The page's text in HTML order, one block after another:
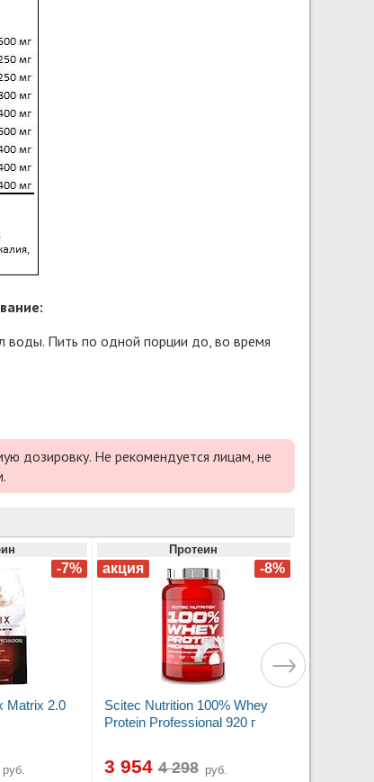
воды. Пить по одной порции до, во время
дозировку. Не рекомендуется лицам, не
Matrix 2.0
руб.
Протеин
Scitec Nutrition 100% Whey
Protein Professional 920 г
3 954 руб.